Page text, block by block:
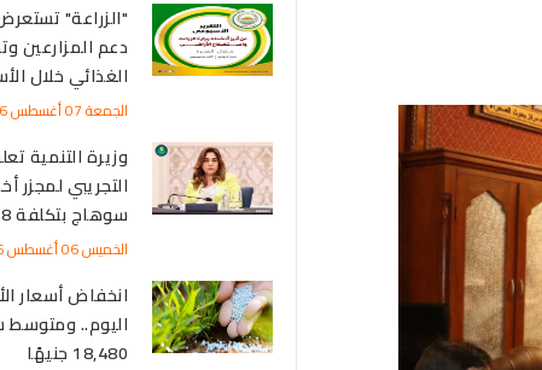
"الزراعة"
دعم المزارعين
الغذائي خلال
الجمعة 07 أغسطس 2026-06:56
وزيرة التنمية
التجريبي لمجزر
سوهاج بتكلفة 38 مليون جنيه
الخميس 06 أغسطس 2026-11:58
اليوم..
18,480 جنيهًا